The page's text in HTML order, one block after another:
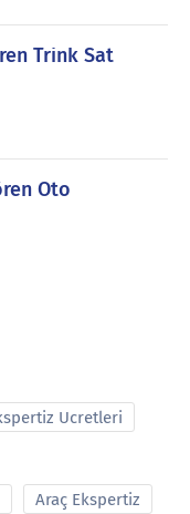
Trink Sat
Oto
Ucretleri
Araç Ekspertiz